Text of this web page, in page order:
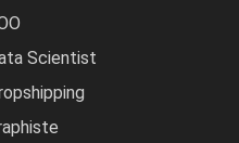
Scientist